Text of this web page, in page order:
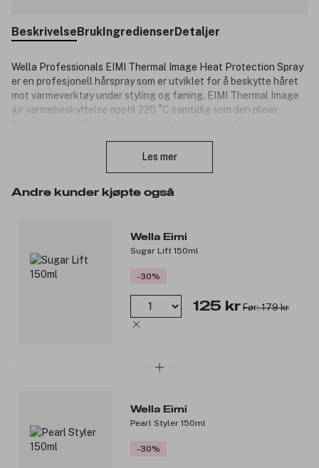
BeskrivelseBrukIngredienserDetaljer
Wella Professionals EIMI Thermal Image Heat Protection Spray
er en profesjonell hårspray som er utviklet for å beskytte håret
mot varmeverktøy under styling og føning. EIMI Thermal Image
gir varmebeskyttelse opptil 220 °C samtidig som den pleier,
Forvandle håret og få en glansfull look med EIMI Thermal Image
Hairspray eller andre produkter fra Wella Professionals EIMI.
Etter å ha brukt Wella Professionals EIMI-produkter får du
Les mer
Andre kunder kjøpte også
Wella Eimi
Sugar Lift 150ml
-30%
125 kr Før: 179 kr
Wella Eimi
Pearl Styler 150ml
-30%